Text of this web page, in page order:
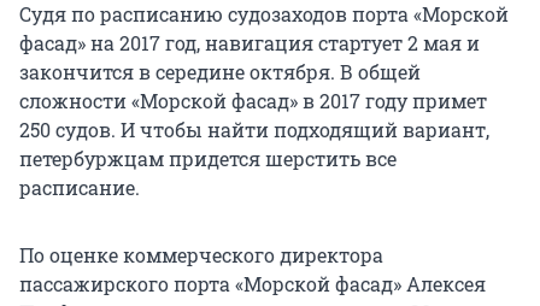
Судя по расписанию судозаходов порта «Морской
фасад» на 2017 год, навигация стартует 2 мая и
закончится в середине октября. В общей
сложности «Морской фасад» в 2017 году примет
250 судов. И чтобы найти подходящий вариант,
петербуржцам придется шерстить все
расписание.
По оценке коммерческого директора
пассажирского порта «Морской фасад» Алексея